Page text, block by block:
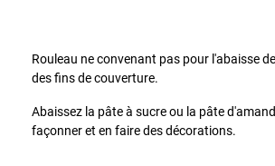
Rouleau ne convenant pas pour l'abaisse
des fins de couverture.
Abaissez la pâte à sucre ou la pâte
façonner et en faire des décorations.